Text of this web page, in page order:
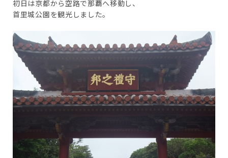
初日は京都から空路で那覇へ移動し、
首里城公園を観光しました。